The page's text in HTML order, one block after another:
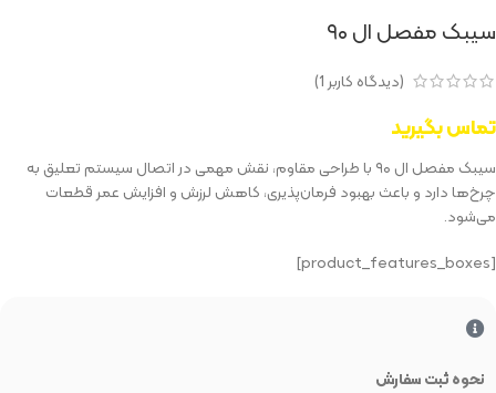
سیبک مفصل ال ۹۰
(دیدگاه کاربر 1
)
تماس بگیرید
سیبک مفصل ال ۹۰ با طراحی مقاوم، نقش مهمی در اتصال سیستم تعلیق به
چرخ‌ها دارد و باعث بهبود فرمان‌پذیری، کاهش لرزش و افزایش عمر قطعات
می‌شود.
[product_features_boxes]
نحوه ثبت سفارش